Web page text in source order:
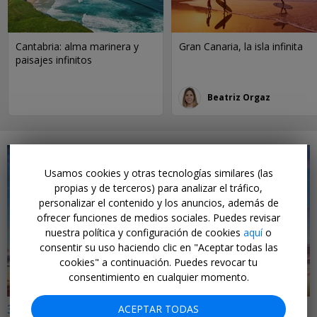
Cantabria: alma marinera y
paisajes infinitos
Gran Canaria, la isla infinita
Beatriz Orgaz
←
32€ a 51€ i/v
Usamos cookies y otras tecnologías similares (las
propias y de terceros) para analizar el tráfico,
personalizar el contenido y los anuncios, además de
ofrecer funciones de medios sociales. Puedes revisar
nuestra política y configuración de cookies aquío
consentir su uso haciendo clic en "Aceptar todas las
cookies" a continuación. Puedes revocar tu
consentimiento en cualquier momento.
ACEPTAR TODAS